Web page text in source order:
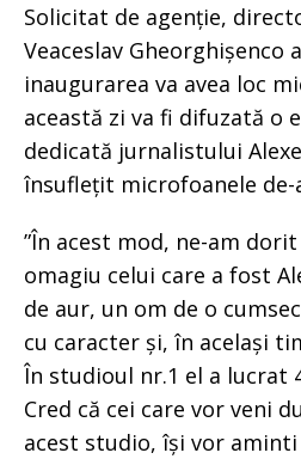
Solicitat de agenție,
Veaceslav Gheorghișenco
inaugurarea va avea loc
această zi va fi difuzată o
dedicată jurnalistului
însuflețit microfoanele
”În acest mod, ne-am
omagiu celui care a fost
de aur, un om de o
cu caracter și, în același
În studioul nr.1 el a lucrat
Cred că cei care vor veni
acest studio, își vor aminti